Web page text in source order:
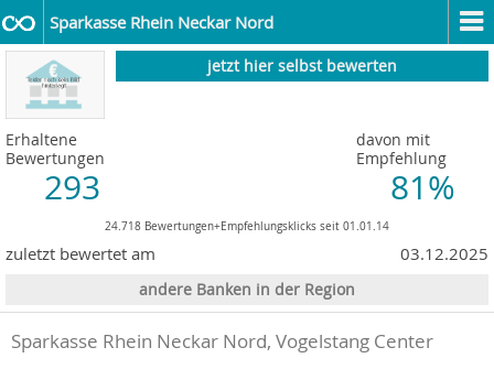
Sparkasse Rhein Neckar Nord
jetzt hier selbst bewerten
Erhaltene
Bewertungen
293
davon mit
Empfehlung
81%
24.718 Bewertungen+Empfehlungsklicks seit 01.01.14
zuletzt bewertet am 03.12.2025
andere Banken in der Region
Sparkasse Rhein Neckar Nord, Vogelstang Center